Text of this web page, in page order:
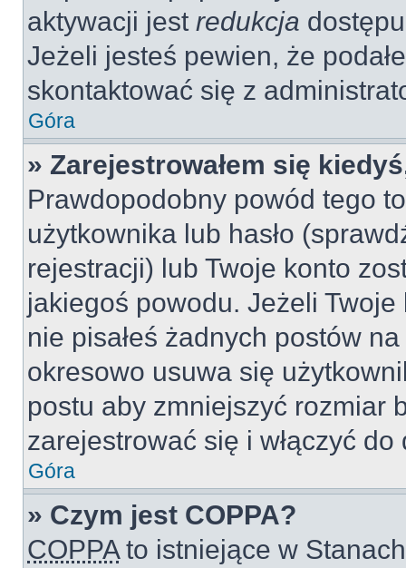
aktywacji jest redukcja
Jeżeli jesteś pewien, że
skontaktować się z
Góra
» Zarejestrowałem się
Prawdopodobny powód tego
użytkownika lub hasło
rejestracji) lub Twoje konto
jakiegoś powodu. Jeżeli
nie pisałeś żadnych postów
okresowo usuwa się
postu aby zmniejszyć rozmiar
zarejestrować się i włączyć
Góra
» Czym jest COPPA?
COPPAto istniejące w